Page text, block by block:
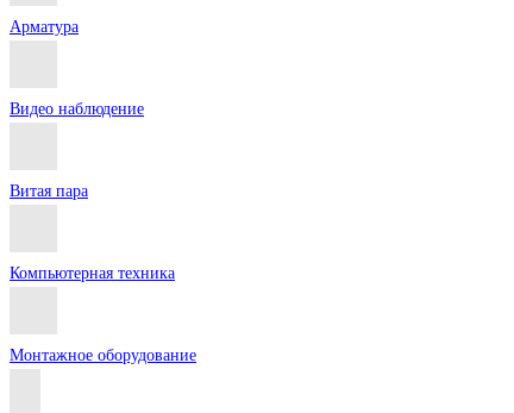
Арматура
Видео наблюдение
Витая пара
Компьютерная техника
Монтажное оборудование